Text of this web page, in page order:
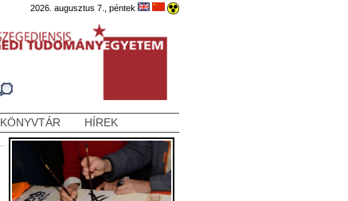
2026. augusztus 7., péntek
KÖNYVTÁR HÍREK